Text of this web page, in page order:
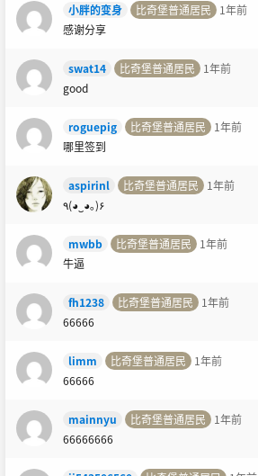
小胖的变身 比奇堡普通居民
1年前
感谢分享
swat14 比奇堡普通居民
1年前
good
roguepig 比奇堡普通居民
1年前
哪里签到
aspirinl 比奇堡普通居民
1年前
٩(◕‿◕｡)۶
mwbb 比奇堡普通居民
1年前
牛逼
fh1238 比奇堡普通居民
1年前
66666
limm 比奇堡普通居民
1年前
66666
mainnyu 比奇堡普通居民
1年前
66666666